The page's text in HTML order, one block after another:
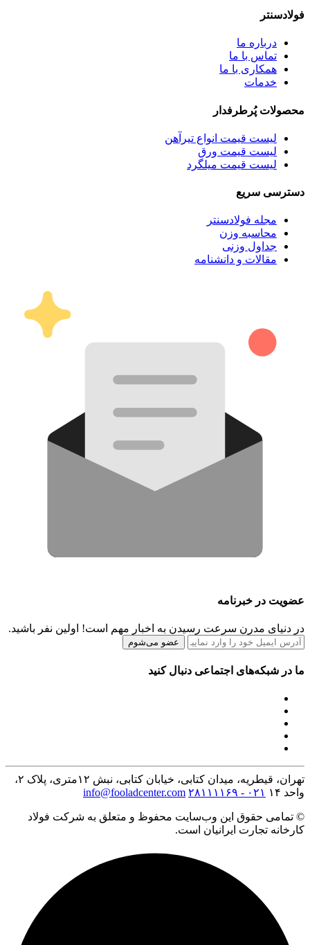
فولادسنتر
درباره ما
تماس با ما
همکاری با ما
خدمات
محصولات پُرطرفدار
لیست قیمت انواع تیرآهن
لیست قیمت ورق
لیست قیمت میلگرد
دسترسی سریع
مجله فولادسنتر
محاسبه وزن
جداول وزنی
مقالات و دانشنامه
عضویت در خبرنامه
در دنیای مدرن سرعت رسیدن به اخبار مهم است! اولین نفر باشید.
عضو می‌شوم
ما در شبکه‌های اجتماعی دنبال کنید
تهران، قیطریه، میدان کتابی، خیابان کتابی، نبش ۱۲متری، پلاک ۲،
واحد ۱۴
۰۲۱ - ۲۸۱۱۱۱۶۹ info@fooladcenter.com
© تمامی حقوق این وب‌سایت محفوظ و متعلق به شرکت فولاد
کارخانه تجارت ایرانیان است.